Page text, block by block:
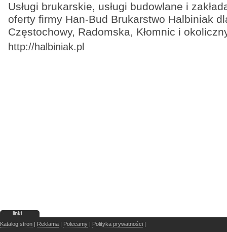
Usługi brukarskie, usługi budowlane i
oferty firmy Han-Bud Brukarstwo Halbiniak
Częstochowy, Radomska, Kłomnic i
http://halbiniak.pl
linki
Katalog stron | Reklama | Polecamy | Polityka prywatności |